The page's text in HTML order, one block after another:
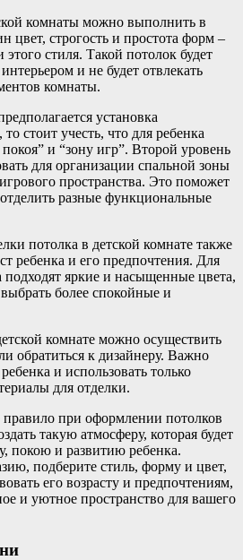
комнаты можно выполнить в
цвет, строгость и простота форм –
стиля. Такой потолок будет
и не будет отвлекать
комнаты.
установка
стоит учесть, что для ребенка
и “зону игр”. Второй уровень
для организации спальной зоны
пространства. Это поможет
разные функциональные
потолка в детской комнате также
ребенка и его предпочтения. Для
подходят яркие и насыщенные цвета,
более спокойные и
комнате можно осуществить
обратиться к дизайнеру. Важно
и использовать только
для отделки.
при оформлении потолков
такую атмосферу, которая будет
покою и развитию ребенка.
подберите стиль, форму и цвет,
его возрасту и предпочтениям,
и уютное пространство для вашего